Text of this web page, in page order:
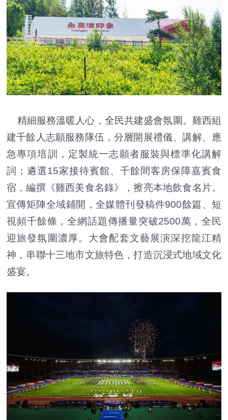
精細服務溫暖人心，全民共建盛會氛圍。雞西組
建千餘人志願服務隊伍，分層開展禮儀、講解、應
急專項培訓，定製統一志願者服裝與標準化講解
詞；遴選15家接待賓館、千餘間客房保障嘉賓食
宿，編撰《雞西美食名錄》，擦亮本地飲食名片。
宣傳矩陣全域鋪開，全媒體刊發稿件900餘篇、短
視頻千餘條，全網話題傳播量突破2500萬，全民
迎旅發氛圍濃厚。大會配套文藝展演深挖龍江精
神，串聯十三地市文旅特色，打造沉浸式地域文化
盛宴。